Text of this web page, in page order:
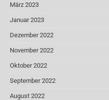
März 2023
Januar 2023
Dezember 2022
November 2022
Oktober 2022
September 2022
August 2022